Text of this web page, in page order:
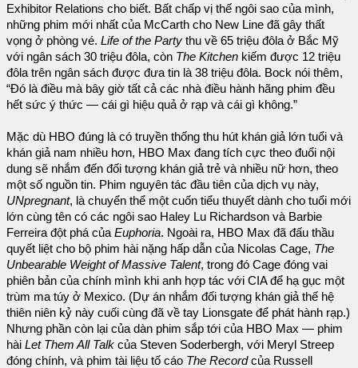
Exhibitor Relations cho biết. Bất chấp vị thế ngôi sao của mình,
những phim mới nhất của McCarth cho New Line đã gây thất
vọng ở phòng vé. Life of the Party thu về 65 triệu đôla ở Bắc Mỹ
với ngân sách 30 triệu đôla, còn The Kitchen kiếm được 12 triệu
đôla trên ngân sách được đưa tin là 38 triệu đôla. Bock nói thêm,
“Đó là điều mà bây giờ tất cả các nhà điều hành hãng phim đều
hết sức ý thức — cái gì hiệu quả ở rạp và cái gì không.”
Mặc dù HBO đúng là có truyền thống thu hút khán giả lớn tuổi và
khán giả nam nhiều hơn, HBO Max đang tích cực theo đuổi nội
dung sẽ nhắm đến đối tượng khán giả trẻ và nhiều nữ hơn, theo
một số nguồn tin. Phim nguyên tác đầu tiên của dịch vụ này,
UNpregnant, là chuyển thể một cuốn tiểu thuyết dành cho tuổi mới
lớn cùng tên có các ngôi sao Haley Lu Richardson và Barbie
Ferreira đột phá của Euphoria. Ngoài ra, HBO Max đã đấu thầu
quyết liệt cho bộ phim hài nặng hấp dẫn của Nicolas Cage, The
Unbearable Weight of Massive Talent, trong đó Cage đóng vai
phiên bản của chính mình khi anh hợp tác với CIA để hạ gục một
trùm ma túy ở Mexico. (Dự án nhắm đối tượng khán giả thế hệ
thiên niên kỷ này cuối cùng đã về tay Lionsgate để phát hành rạp.)
Nhưng phần còn lại của dàn phim sắp tới của HBO Max — phim
hài Let Them All Talk của Steven Soderbergh, với Meryl Streep
đóng chính, và phim tài liệu tố cáo The Recordcủa Russell